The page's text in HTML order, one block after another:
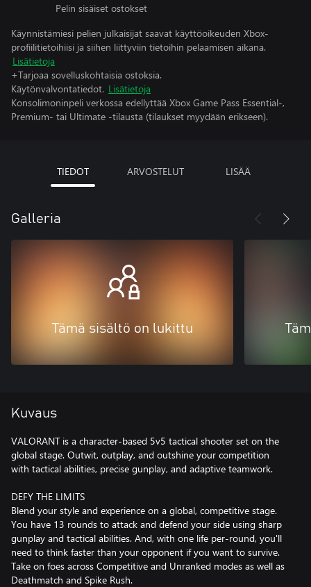
Pelin sisäiset ostokset
Käynnistämiesi pelien julkaisijat saavat käyttöoikeuden Xbox-
profiilitietoihiisi ja siihen liittyviin tietoihin pelaamisen aikana.
Lisätietoja
+Tarjoaa sovelluskohtaisia ostoksia.
Käytönvalvontatiedot. Lisätietoja
Konsolimoninpeli verkossa edellyttää Xbox Game Pass Essential-,
Premium- tai Ultimate -tilausta (tilaukset myydään erikseen).
TIEDOT ARVOSTELUT LISÄÄ
Galleria
Tämä sisältö on lukittu
Kuvaus
VALORANT is a character-based 5v5 tactical shooter set on the
global stage. Outwit, outplay, and outshine your competition
with tactical abilities, precise gunplay, and adaptive teamwork.
DEFY THE LIMITS
Blend your style and experience on a global, competitive stage.
You have 13 rounds to attack and defend your side using sharp
gunplay and tactical abilities. And, with one life per-round, you'll
need to think faster than your opponent if you want to survive.
Take on foes across Competitive and Unranked modes as well as
Deathmatch and Spike Rush.